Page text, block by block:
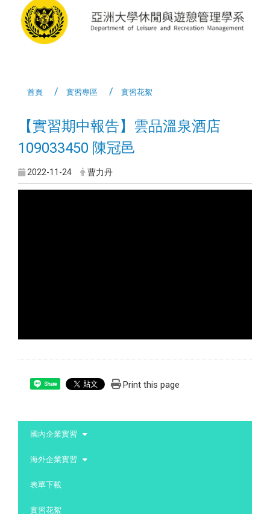
首頁 實習專區 實習花絮
【實習期中報告】雲品溫泉酒店
109033450 陳冠邑
2022-11-24 曹力丹
Share Print this page
國內企業實習
海外企業實習
表單下載
實習花絮